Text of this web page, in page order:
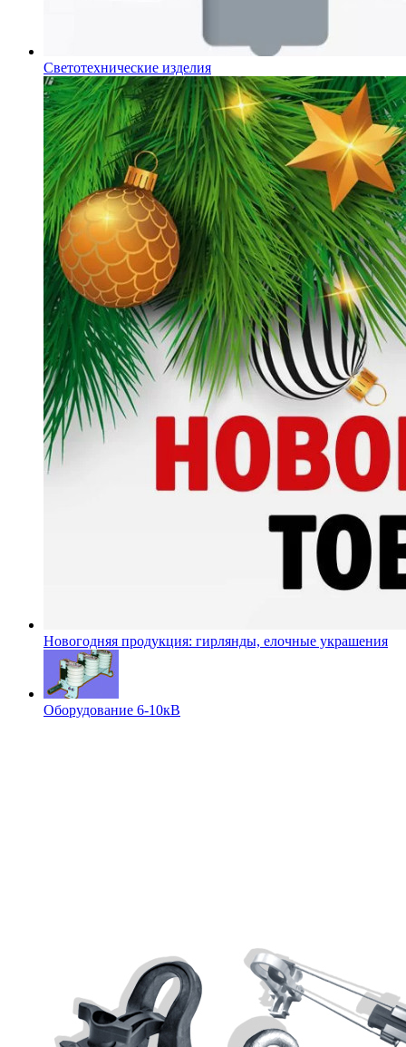
Светотехнические изделия
Новогодняя продукция: гирлянды, елочные украшения
Оборудование 6-10кВ